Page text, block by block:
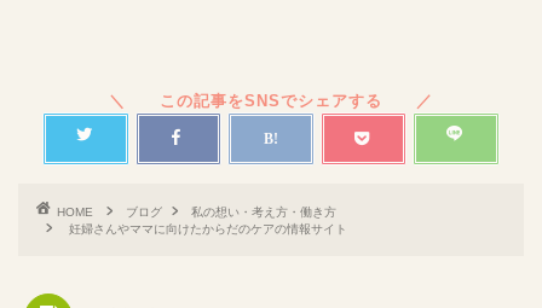
HOME ブログ
私の想い・考え方・働き方
妊婦さんやママに向けたからだのケアの情報サイト